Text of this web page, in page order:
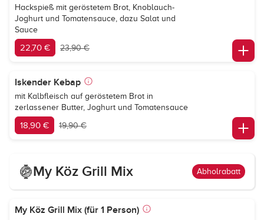
Hackspieß mit geröstetem Brot, Knoblauch-
Joghurt und Tomatensauce, dazu Salat und
Sauce
22,70 € 23,90 €
Iskender Kebap
mit Kalbfleisch auf geröstetem Brot in
zerlassener Butter, Joghurt und Tomatensauce
18,90 € 19,90 €
My Köz Grill Mix Abholrabatt
My Köz Grill Mix (für 1 Person)